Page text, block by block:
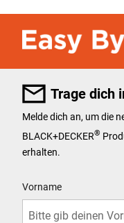
Trage dich
Melde dich an, um die
BLACK+DECKER®
erhalten.
Vorname